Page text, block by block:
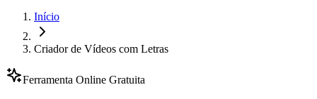
Início
Criador de Vídeos com Letras
Ferramenta Online Gratuita